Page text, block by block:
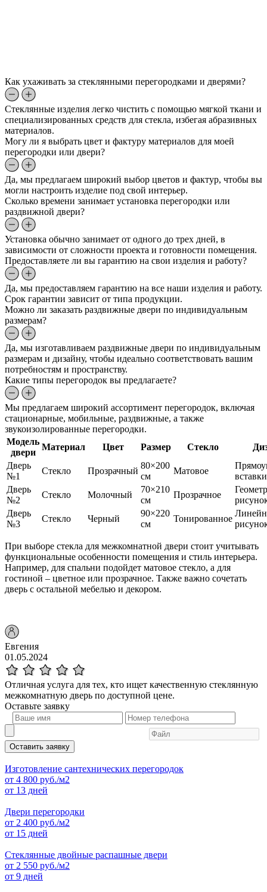
Как ухаживать за стеклянными перегородками и дверями?
Стеклянные изделия легко чистить с помощью мягкой ткани и
специализированных средств для стекла, избегая абразивных
материалов.
Могу ли я выбрать цвет и фактуру материалов для моей
перегородки или двери?
Да, мы предлагаем широкий выбор цветов и фактур, чтобы вы
могли настроить изделие под свой интерьер.
Сколько времени занимает установка перегородки или
раздвижной двери?
Установка обычно занимает от одного до трех дней, в
зависимости от сложности проекта и готовности помещения.
Предоставляете ли вы гарантию на свои изделия и работу?
Да, мы предоставляем гарантию на все наши изделия и работу.
Срок гарантии зависит от типа продукции.
Можно ли заказать раздвижные двери по индивидуальным
размерам?
Да, мы изготавливаем раздвижные двери по индивидуальным
размерам и дизайну, чтобы идеально соответствовать вашим
потребностям и пространству.
Какие типы перегородок вы предлагаете?
Мы предлагаем широкий ассортимент перегородок, включая
стационарные, мобильные, раздвижные, а также
звукоизолированные перегородки.
Модель
двери
Материал Цвет Размер Стекло
Дверь
№1
Стекло Прозрачный
80×200
см
Матовое
вставки
Дверь
№2
Стекло Молочный
70×210
см
Прозрачное
Дверь
№3
Стекло Черный
90×220
см
Тонированное
При выборе стекла для межкомнатной двери стоит учитывать
функциональные особенности помещения и стиль интерьера.
Например, для спальни подойдет матовое стекло, а для
гостиной – цветное или прозрачное. Также важно сочетать
дверь с остальной мебелью и декором.
Евгения
01.05.2024
Отличная услуга для тех, кто ищет качественную стеклянную
межкомнатную дверь по доступной цене.
Оставьте заявку
Оставить заявку
Изготовление сантехнических перегородок
от 4 800 руб./м2
от 13 дней
Двери перегородки
от 2 400 руб./м2
от 15 дней
Стеклянные двойные распашные двери
от 2 550 руб./м2
от 9 дней